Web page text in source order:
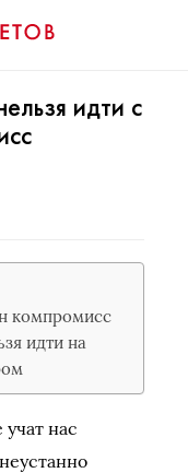
идти с
компромисс
идти на
нас